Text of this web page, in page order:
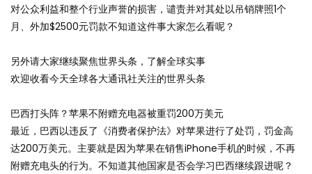
对公众利益和整个行业声誉的损害，谴责并对其处以吊销牌照1个
月、外加$2500元罚款不知道这件事大家怎么看呢？
另外请大家继续聚焦世界头条，了解全球实事
欢迎收看今天全球各大通讯社关注的世界头条
巴西打头阵？苹果不附赠充电器被重罚200万美元
最近，巴西以违反了《消费者保护法》对苹果进行了处罚，罚金高
达200万美元。主要就是因为苹果在销售iPhone手机的时候，不再
附赠充电头的行为。不知道其他国家是否会学习巴西继续跟进呢？